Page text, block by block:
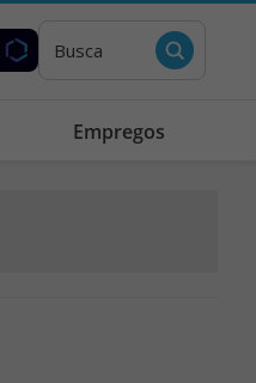
Busca
Empregos